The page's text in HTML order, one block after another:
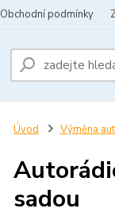
Obchodní podmínky
Úvod Výměna
sadou